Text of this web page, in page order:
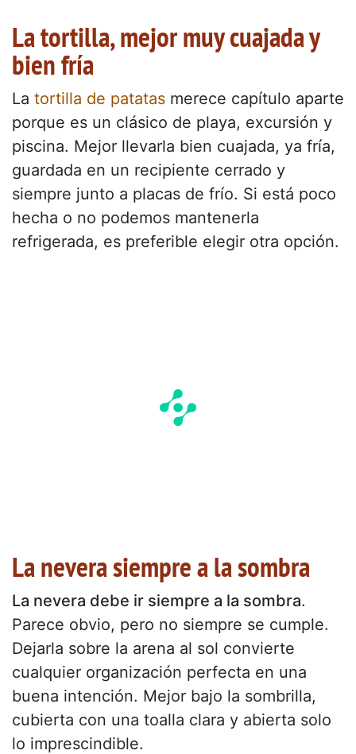
La tortilla, mejor muy cuajada y
bien fría
La tortilla de patatas merece capítulo aparte
porque es un clásico de playa, excursión y
piscina. Mejor llevarla bien cuajada, ya fría,
guardada en un recipiente cerrado y
siempre junto a placas de frío. Si está poco
hecha o no podemos mantenerla
refrigerada, es preferible elegir otra opción.
La nevera siempre a la sombra
La nevera debe ir siempre a la sombra.
Parece obvio, pero no siempre se cumple.
Dejarla sobre la arena al sol convierte
cualquier organización perfecta en una
buena intención. Mejor bajo la sombrilla,
cubierta con una toalla clara y abierta solo
lo imprescindible.